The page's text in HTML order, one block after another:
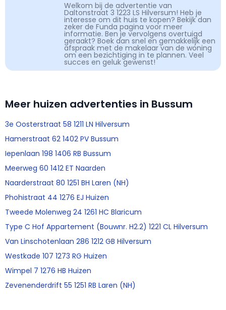
Welkom bij de advertentie van
Daltonstraat 3 1223 LS Hilversum! Heb je
interesse om dit huis te kopen? Bekijk dan
zeker de Funda pagina voor meer
informatie. Ben je vervolgens overtuigd
geraakt? Boek dan snel en gemakkelijk een
afspraak met de makelaar van de woning
om een bezichtiging in te plannen. Veel
succes en geluk gewenst!
Meer huizen advertenties in Bussum
3e Oosterstraat 58 1211 LN Hilversum
Hamerstraat 62 1402 PV Bussum
Iepenlaan 198 1406 RB Bussum
Meerweg 60 1412 ET Naarden
Naarderstraat 80 1251 BH Laren (NH)
Phohistraat 44 1276 EJ Huizen
Tweede Molenweg 24 1261 HC Blaricum
Type C Hof Appartement (Bouwnr. H2.2) 1221 CL Hilversum
Van Linschotenlaan 286 1212 GB Hilversum
Westkade 107 1273 RG Huizen
Wimpel 7 1276 HB Huizen
Zevenenderdrift 55 1251 RB Laren (NH)